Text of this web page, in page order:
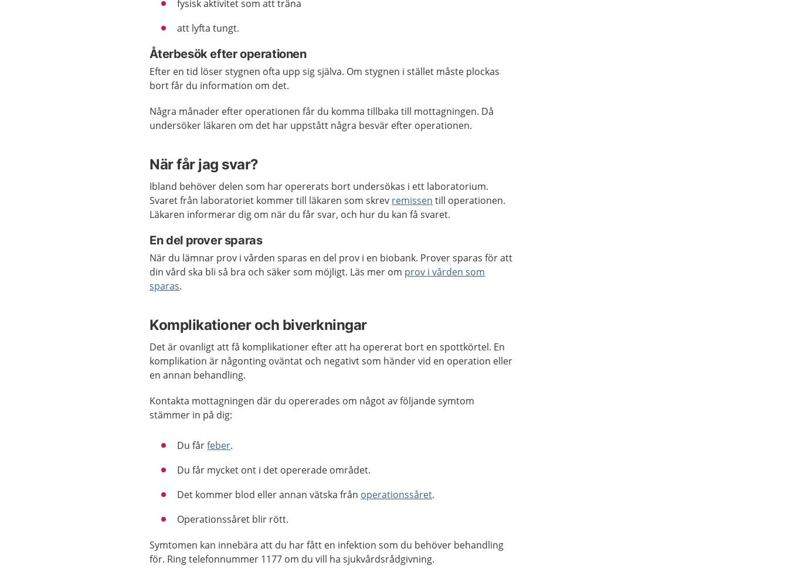
fysisk aktivitet som att träna
att lyfta tungt.
Återbesök efter operationen
Efter en tid löser stygnen ofta upp sig själva. Om stygnen i stället måste plockas
bort får du information om det.
Några månader efter operationen får du komma tillbaka till mottagningen. Då
undersöker läkaren om det har uppstått några besvär efter operationen.
När får jag svar?
Ibland behöver delen som har opererats bort undersökas i ett laboratorium.
Svaret från laboratoriet kommer till läkaren som skrev remissen till operationen.
Läkaren informerar dig om när du får svar, och hur du kan få svaret.
En del prover sparas
När du lämnar prov i vården sparas en del prov i en biobank. Prover sparas för att
din vård ska bli så bra och säker som möjligt. Läs mer om prov i vården som
sparas.
Komplikationer och biverkningar
Det är ovanligt att få komplikationer efter att ha opererat bort en spottkörtel. En
komplikation är någonting oväntat och negativt som händer vid en operation eller
en annan behandling.
Kontakta mottagningen där du opererades om något av följande symtom
stämmer in på dig:
Du fårfeber.
Du får mycket ont i det opererade området.
Det kommer blod eller annan vätska från operationssåret.
Operationssåret blir rött.
Symtomen kan innebära att du har fått en infektion som du behöver behandling
för. Ring telefonnummer 1177 om du vill ha sjukvårdsrådgivning.